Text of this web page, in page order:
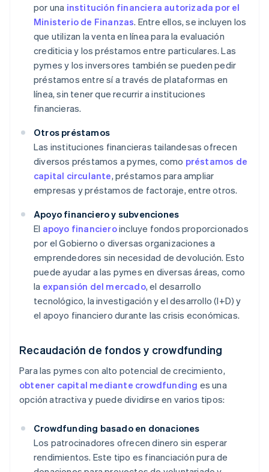
por una institución financiera autorizada por el
Ministerio de Finanzas. Entre ellos, se incluyen los
que utilizan la venta en línea para la evaluación
crediticia y los préstamos entre particulares. Las
pymes y los inversores también se pueden pedir
préstamos entre sí a través de plataformas en
línea, sin tener que recurrir a instituciones
financieras.
Otros préstamos
Las instituciones financieras tailandesas ofrecen
diversos préstamos a pymes, como préstamos de
capital circulante, préstamos para ampliar
empresas y préstamos de factoraje, entre otros.
Apoyo financiero y subvenciones
El apoyo financieroincluye fondos proporcionados
por el Gobierno o diversas organizaciones a
emprendedores sin necesidad de devolución. Esto
puede ayudar a las pymes en diversas áreas, como
la expansión del mercado, el desarrollo
tecnológico, la investigación y el desarrollo (I+D) y
el apoyo financiero durante las crisis económicas.
Recaudación de fondos y crowdfunding
Para las pymes con alto potencial de crecimiento,
obtener capital mediante crowdfunding es una
opción atractiva y puede dividirse en varios tipos:
Crowdfunding basado en donaciones
Los patrocinadores ofrecen dinero sin esperar
rendimientos. Este tipo es financiación pura de